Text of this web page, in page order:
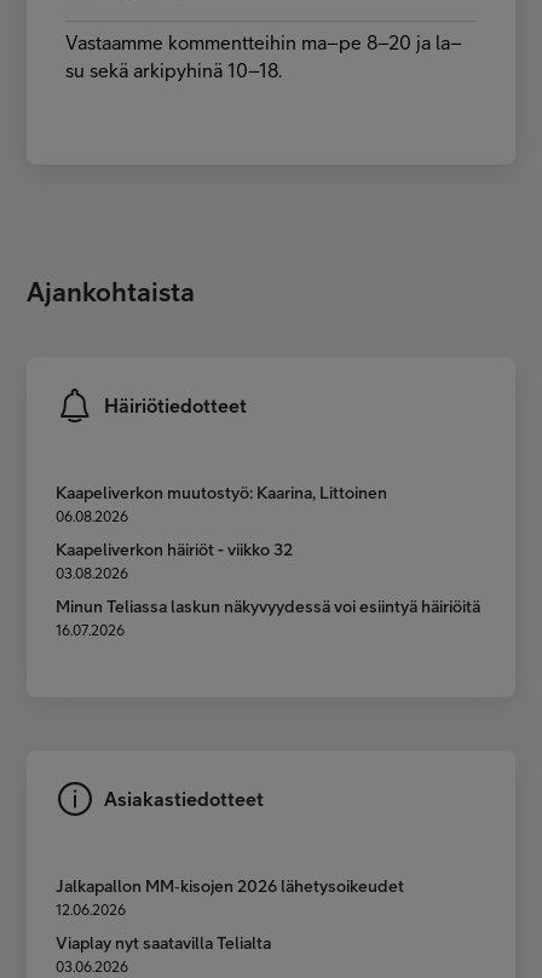
Vastaamme kommentteihin ma–pe 8–20 ja la–
su sekä arkipyhinä 10–18.
Ajankohtaista
Häiriötiedotteet
Kaapeliverkon muutostyö: Kaarina, Littoinen
06.08.2026
Kaapeliverkon häiriöt - viikko 32
03.08.2026
Minun Teliassa laskun näkyvyydessä voi esiintyä häiriöitä
16.07.2026
Asiakastiedotteet
Jalkapallon MM‑kisojen 2026 lähetysoikeudet
12.06.2026
Viaplay nyt saatavilla Telialta
03.06.2026